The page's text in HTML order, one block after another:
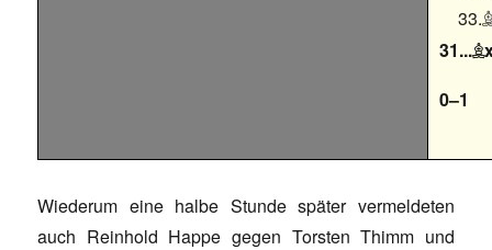
33.
31...
0–1
Wiederum eine halbe Stunde später vermeldeten
auch Reinhold Happe gegen Torsten Thimm und